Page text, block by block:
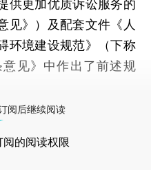
供更加优质诉讼服务的
见》）及配套文件《人
环境建设规范》（下称
意见》中作出了前述规
阅后继续阅读
阅的阅读权限